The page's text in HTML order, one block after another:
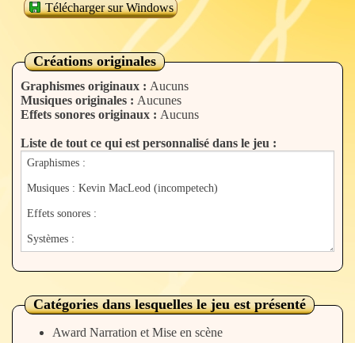
Forum
Se connecter
S'inscrire
Télécharger sur Windows
Créations originales
Graphismes originaux : Aucuns
Musiques originales : Aucunes
Effets sonores originaux : Aucuns
Liste de tout ce qui est personnalisé dans le jeu :
Catégories dans lesquelles le jeu est présenté
Award Narration et Mise en scène